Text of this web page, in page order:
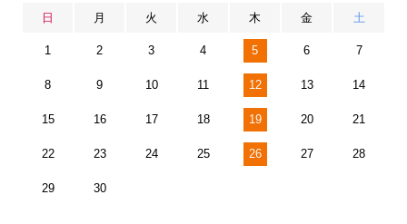
日 月 火 水 木 金 土
1 2 3 4 5 6 7
8 9 10 11 12 13 14
15 16 17 18 19 20 21
22 23 24 25 26 27 28
29 30